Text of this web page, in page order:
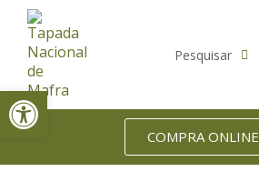
Pesquisar
Biodiversity
Who we are
COMPRA ONLINE
Open toolbar